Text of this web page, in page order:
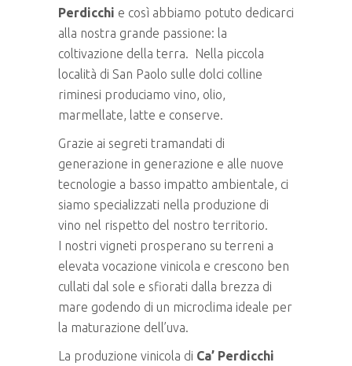
Perdicchi e così abbiamo potuto dedicarci
alla nostra grande passione: la
coltivazione della terra. Nella piccola
località di San Paolo sulle dolci colline
riminesi produciamo vino, olio,
marmellate, latte e conserve.
Grazie ai segreti tramandati di
generazione in generazione e alle nuove
tecnologie a basso impatto ambientale, ci
siamo specializzati nella produzione di
vino nel rispetto del nostro territorio.
I nostri vigneti prosperano su terreni a
elevata vocazione vinicola e crescono ben
cullati dal sole e sfiorati dalla brezza di
mare godendo di un microclima ideale per
la maturazione dell’uva.
La produzione vinicola di Ca’ Perdicchi